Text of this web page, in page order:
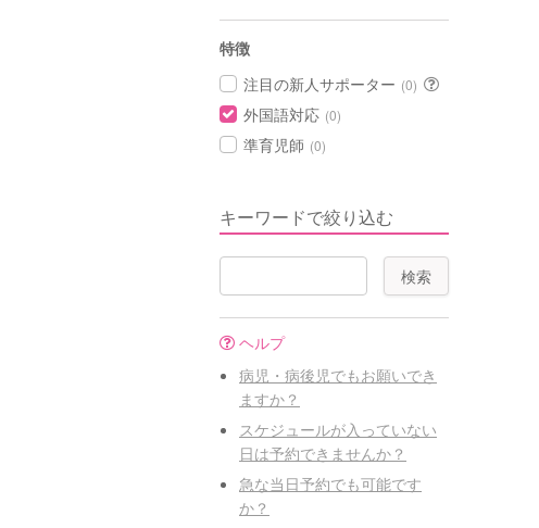
特徴
注目の新人サポーター (0)
外国語対応 (0)
準育児師 (0)
キーワードで絞り込む
ヘルプ
病児・病後児でもお願いでき
ますか？
スケジュールが入っていない
日は予約できませんか？
急な当日予約でも可能です
か？